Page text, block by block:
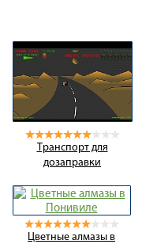
Транспорт для
дозаправки
Цветные алмазы в